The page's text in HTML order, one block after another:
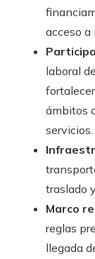
acceso a
laboral
ámbitos
servicios.
traslado
Marco
reglas
llegada